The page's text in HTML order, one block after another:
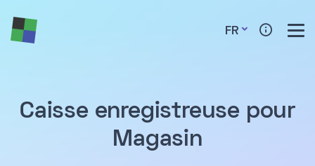
FR
Caisse enregistreuse pour
Magasin